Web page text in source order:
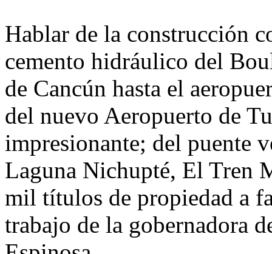
Hablar de la construcción
cemento hidráulico del
de Cancún hasta el
del nuevo Aeropuerto de
impresionante; del puente
Laguna Nichupté, El Tren
mil títulos de propiedad a
trabajo de la gobernadora